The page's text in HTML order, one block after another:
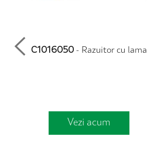
C1016050- Razuitor cu lama
Vezi acum